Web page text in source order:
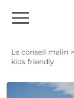
Le conseil malin >
kids friendly